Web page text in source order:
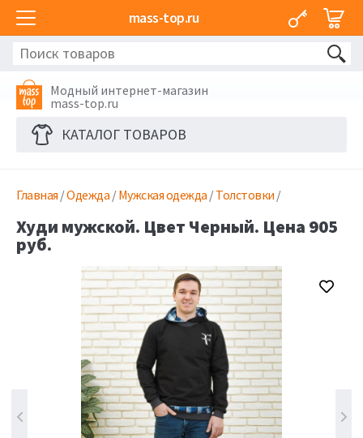
mass-top.ru
Модный интернет-магазин
mass-top.ru
КАТАЛОГ ТОВАРОВ
Главная /Одежда /Мужская одежда /Толстовки /
Худи мужской. Цвет Черный. Цена 905
руб.